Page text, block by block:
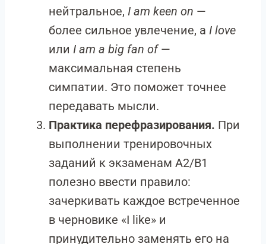
нейтральное, I am keen on —
более сильное увлечение, а I love
или I am a big fan of—
максимальная степень
симпатии. Это поможет точнее
передавать мысли.
Практика перефразирования. При
выполнении тренировочных
заданий к экзаменам A2/B1
полезно ввести правило:
зачеркивать каждое встреченное
в черновике «I like» и
принудительно заменять его на